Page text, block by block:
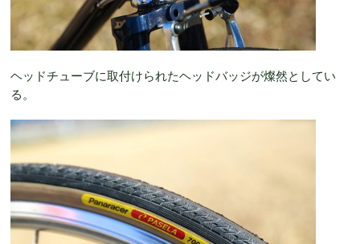
ヘッドチューブに取付けられたヘッドバッジが燦然としてい
る。